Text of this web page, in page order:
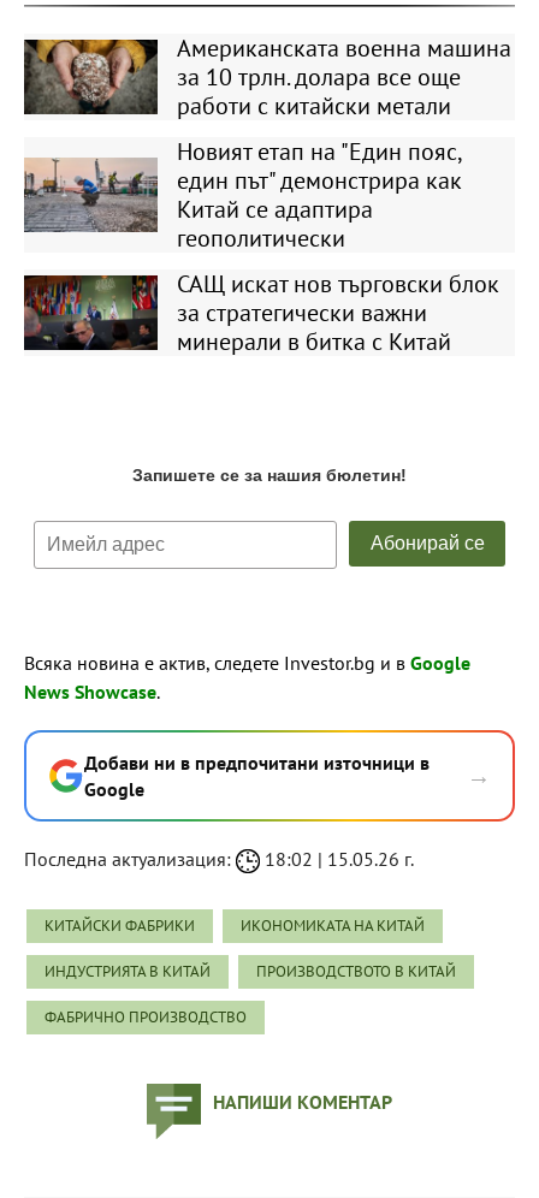
Американската военна машина
за 10 трлн. долара все още
работи с китайски метали
Новият етап на "Един пояс,
един път" демонстрира как
Китай се адаптира
геополитически
САЩ искат нов търговски блок
за стратегически важни
минерали в битка с Китай
Всяка новина е актив, следете Investor.bg и в Google
News Showcase.
Добави ни в предпочитани източници в
Google
→
Последна актуализация: 18:02 | 15.05.26 г.
КИТАЙСКИ ФАБРИКИ ИКОНОМИКАТА НА КИТАЙ
ИНДУСТРИЯТА В КИТАЙ ПРОИЗВОДСТВОТО В КИТАЙ
ФАБРИЧНО ПРОИЗВОДСТВО
НАПИШИ КОМЕНТАР